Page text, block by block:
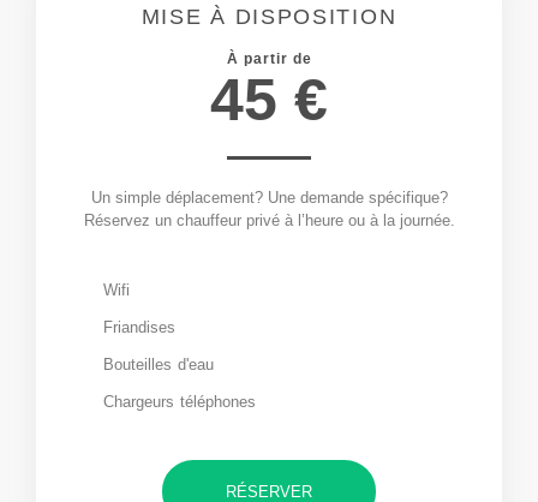
MISE À DISPOSITION
À partir de
45 €
Un simple déplacement? Une demande spécifique?
Réservez un chauffeur privé à l’heure ou à la journée.
Wifi
Friandises
Bouteilles d'eau
Chargeurs téléphones
RÉSERVER